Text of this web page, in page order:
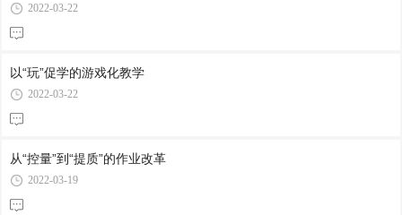
2022-03-22
以“玩”促学的游戏化教学
2022-03-22
从“控量”到“提质”的作业改革
2022-03-19